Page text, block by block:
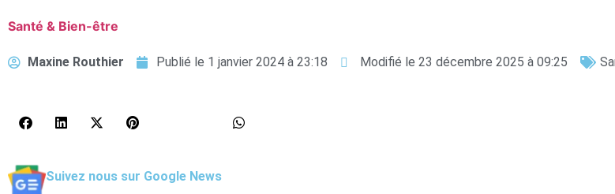
Santé & Bien-être
Maxine Routhier Publié le 1 janvier 2024 à 23:18 Modifié le 23 décembre 2025 à 09:25
Suivez nous sur Google News